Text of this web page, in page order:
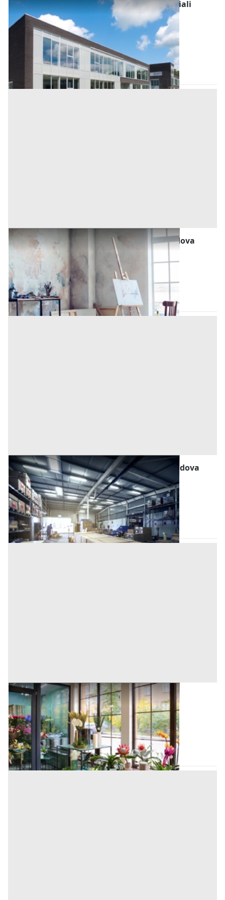
Fabbricati Costruiti per Esigenze Commerciali
all'asta a Pernumia
Pernumia (Padova)
Offerta minima
543.000 € 724.000 €
Codice asta:f00efadd
Asta chiusa
Laboratori per Arti e Mestieri all'asta a Padova
Pernumia (Padova)
Offerta minima
101.250 € 135.000 €
Codice asta:603729a5
Asta chiusa
Magazzini e Locali di Deposito all'asta a Padova
Pernumia (Padova)
Offerta minima
18.000 € 24.000 €
Codice asta:5372b17e
Asta chiusa
Negozi, Botteghe all'asta a Padova
Pernumia (Padova)
Offerta minima
46.950 € 62.600 €
Codice asta: AJ752463
Asta chiusa